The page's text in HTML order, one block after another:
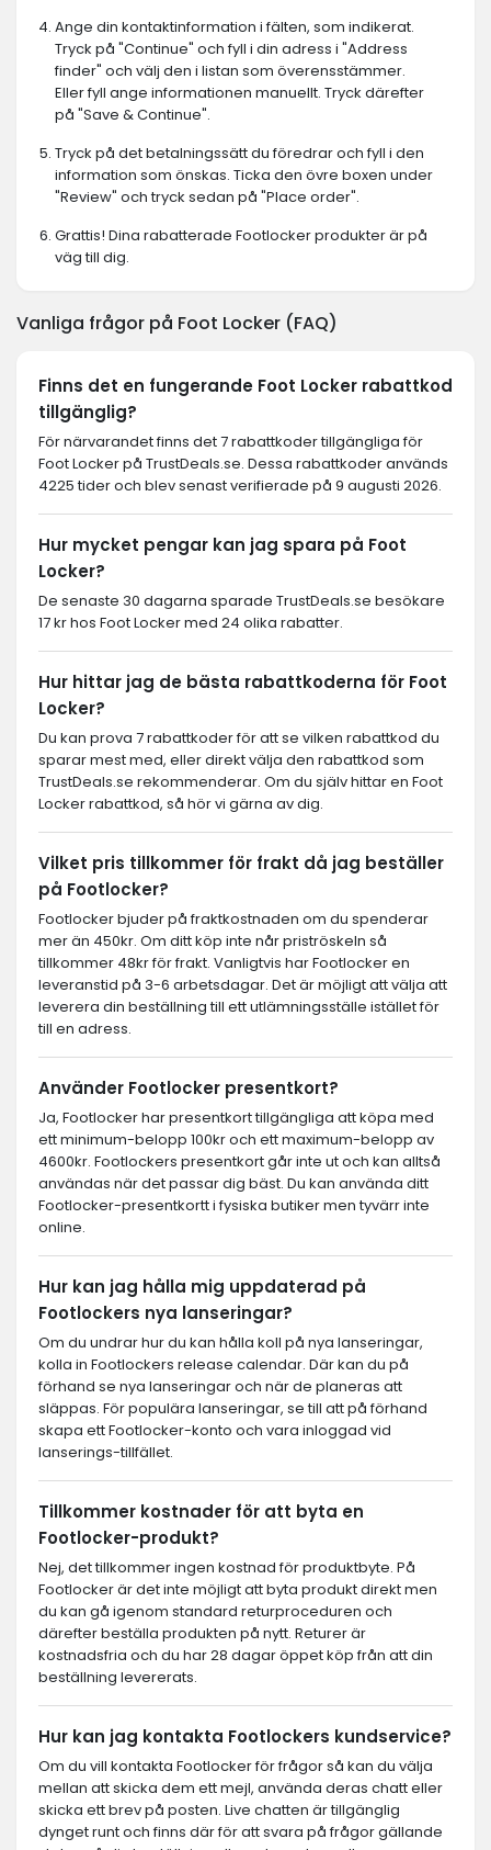
Ange din kontaktinformation i fälten, som indikerat.
Tryck på "Continue" och fyll i din adress i "Address
finder" och välj den i listan som överensstämmer.
Eller fyll ange informationen manuellt. Tryck därefter
på "Save & Continue".
Tryck på det betalningssätt du föredrar och fyll i den
information som önskas. Ticka den övre boxen under
"Review" och tryck sedan på "Place order".
Grattis! Dina rabatterade Footlocker produkter är på
väg till dig.
Vanliga frågor på Foot Locker (FAQ)
Finns det en fungerande Foot Locker rabattkod
tillgänglig?
För närvarandet finns det 7 rabattkoder tillgängliga för
Foot Locker på TrustDeals.se. Dessa rabattkoder används
4225 tider och blev senast verifierade på 9 augusti 2026.
Hur mycket pengar kan jag spara på Foot
Locker?
De senaste 30 dagarna sparade TrustDeals.se besökare
17 kr hos Foot Locker med 24 olika rabatter.
Hur hittar jag de bästa rabattkoderna för Foot
Locker?
Du kan prova 7 rabattkoder för att se vilken rabattkod du
sparar mest med, eller direkt välja den rabattkod som
TrustDeals.se rekommenderar. Om du själv hittar en Foot
Locker rabattkod, så hör vi gärna av dig.
Vilket pris tillkommer för frakt då jag beställer
på Footlocker?
Footlocker bjuder på fraktkostnaden om du spenderar
mer än 450kr. Om ditt köp inte når priströskeln så
tillkommer 48kr för frakt. Vanligtvis har Footlocker en
leveranstid på 3-6 arbetsdagar. Det är möjligt att välja att
leverera din beställning till ett utlämningsställe istället för
till en adress.
Använder Footlocker presentkort?
Ja, Footlocker har presentkort tillgängliga att köpa med
ett minimum-belopp 100kr och ett maximum-belopp av
4600kr. Footlockers presentkort går inte ut och kan alltså
användas när det passar dig bäst. Du kan använda ditt
Footlocker-presentkortt i fysiska butiker men tyvärr inte
online.
Hur kan jag hålla mig uppdaterad på
Footlockers nya lanseringar?
Om du undrar hur du kan hålla koll på nya lanseringar,
kolla in Footlockers release calendar. Där kan du på
förhand se nya lanseringar och när de planeras att
släppas. För populära lanseringar, se till att på förhand
skapa ett Footlocker-konto och vara inloggad vid
lanserings-tillfället.
Tillkommer kostnader för att byta en
Footlocker-produkt?
Nej, det tillkommer ingen kostnad för produktbyte. På
Footlocker är det inte möjligt att byta produkt direkt men
du kan gå igenom standard returproceduren och
därefter beställa produkten på nytt. Returer är
kostnadsfria och du har 28 dagar öppet köp från att din
beställning levererats.
Hur kan jag kontakta Footlockers kundservice?
Om du vill kontakta Footlocker för frågor så kan du välja
mellan att skicka dem ett mejl, använda deras chatt eller
skicka ett brev på posten. Live chatten är tillgänglig
dynget runt och finns där för att svara på frågor gällande